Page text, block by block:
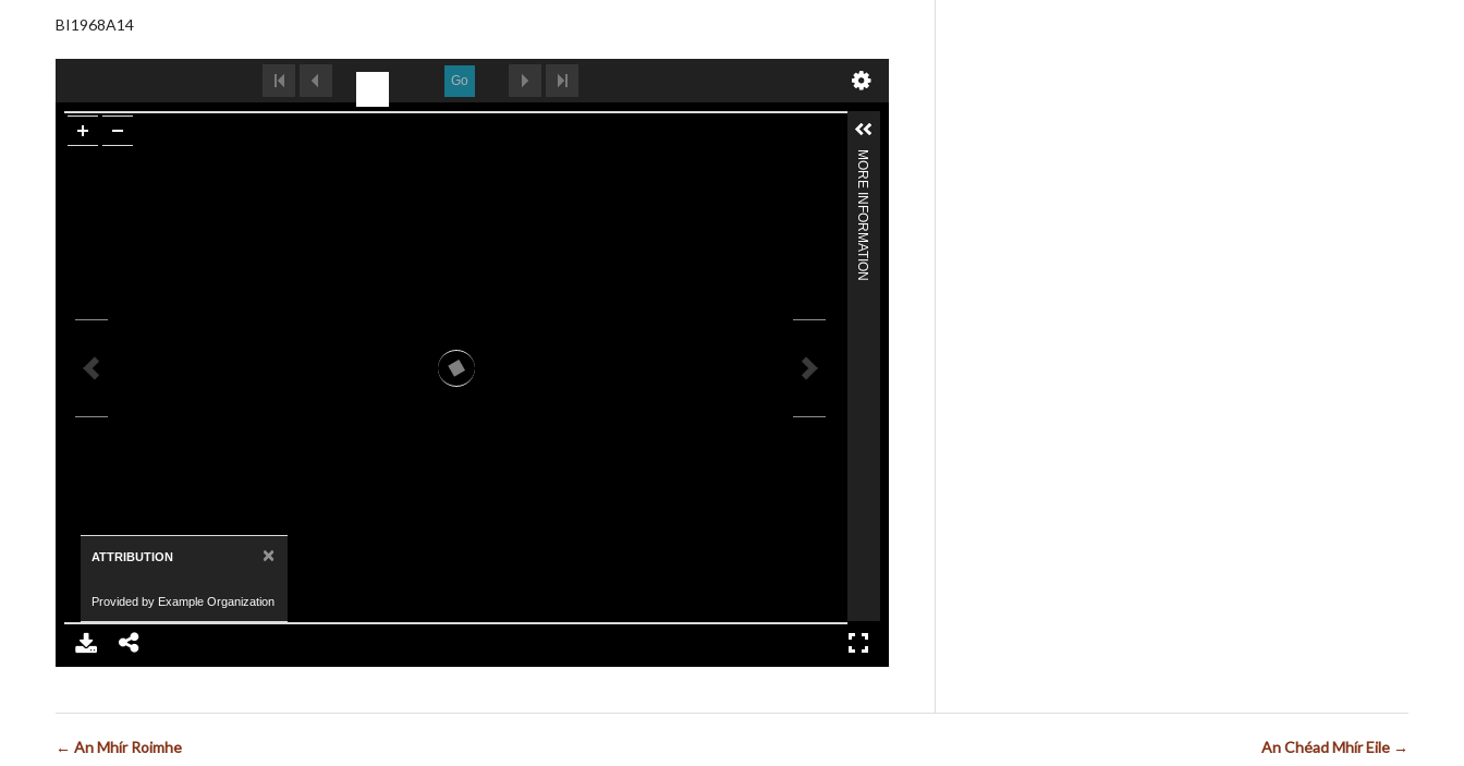
BI1968A14
Go
ATTRIBUTION ×
Provided by Example Organization
MORE INFORMATION
← An Mhír Roimhe An Chéad Mhír Eile →